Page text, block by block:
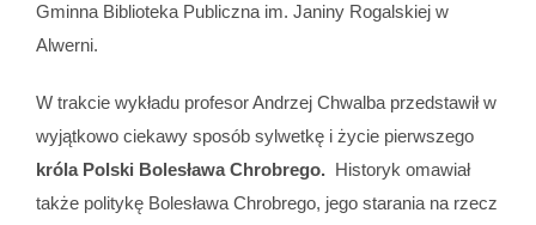
Gminna Biblioteka Publiczna im. Janiny Rogalskiej w
Alwerni.
W trakcie wykładu profesor Andrzej Chwalba przedstawił w
wyjątkowo ciekawy sposób sylwetkę i życie pierwszego
króla Polski Bolesława Chrobrego. Historyk omawiał
także politykę Bolesława Chrobrego, jego starania na rzecz